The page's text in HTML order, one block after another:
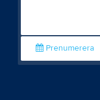
Prenumerera